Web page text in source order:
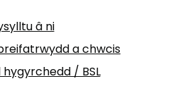
â ni
a chwcis
/ BSL